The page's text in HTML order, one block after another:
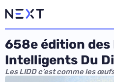
658e édition des
Intelligents Du
Les LIDD c’est comme les